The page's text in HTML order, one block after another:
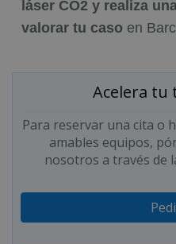
láser CO2 y realiza
valorar tu caso en
Acelera
Para reservar una cita o
amables equipos,
nosotros a través de